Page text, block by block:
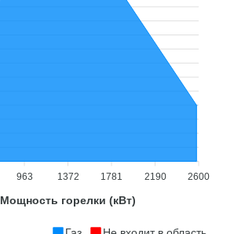
963 1372 1781 2190 2600
Мощность горелки (кВт)